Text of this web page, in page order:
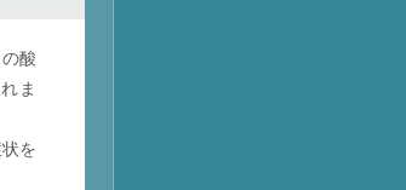
酸
ま
を